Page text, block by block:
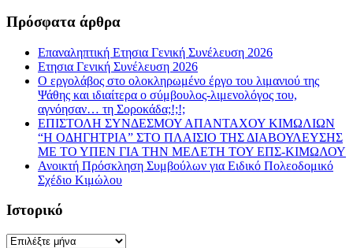
Πρόσφατα άρθρα
Επαναληπτική Ετησια Γενική Συνέλευση 2026
Ετησια Γενική Συνέλευση 2026
Ο εργολάβος στο ολοκληρωμένο έργο του λιμανιού της
Ψάθης και ιδιαίτερα ο σύμβουλος-λιμενολόγος του,
αγνόησαν… τη Σοροκάδα;!;!;
ΕΠΙΣΤΟΛΗ ΣΥΝΔΕΣΜΟΥ ΑΠΑΝΤΑΧΟΥ ΚΙΜΩΛΙΩΝ
“Η ΟΔΗΓΗΤΡΙΑ” ΣΤΟ ΠΛΑΙΣΙΟ ΤΗΣ ΔΙΑΒΟΥΛΕΥΣΗΣ
ΜΕ ΤΟ ΥΠΕΝ ΓΙΑ ΤΗΝ ΜΕΛΕΤΗ ΤΟΥ ΕΠΣ-ΚΙΜΩΛΟΥ
Ανοικτή Πρόσκληση Συμβούλων για Ειδικό Πολεοδομικό
Σχέδιο Κιμώλου
Ιστορικό
Ιστορικό